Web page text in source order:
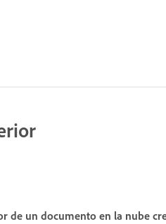
de un documento en la nube